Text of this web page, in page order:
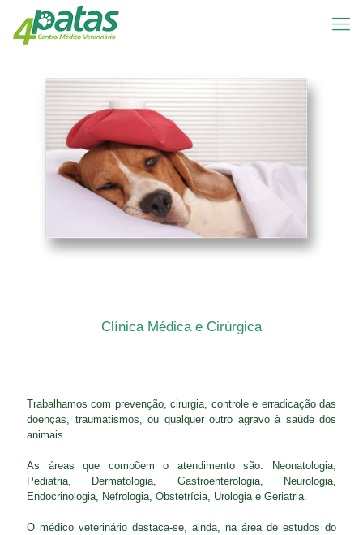
Clínica Médica e Cirúrgica
Trabalhamos com prevenção, cirurgia, controle e erradicação das
doenças, traumatismos, ou qualquer outro agravo à saúde dos
animais.
As áreas que compõem o atendimento são: Neonatologia,
Pediatria, Dermatologia, Gastroenterologia, Neurologia,
Endocrinologia, Nefrologia, Obstetrícia, Urologia e Geriatria.
O médico veterinário destaca-se, ainda, na área de estudos do